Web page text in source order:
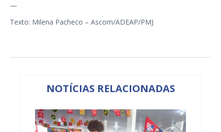
—
Texto: Milena Pacheco – Ascom/ADEAP/PMJ
NOTÍCIAS RELACIONADAS